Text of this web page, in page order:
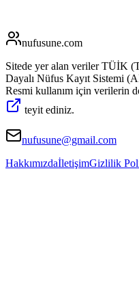
nufusune.com
Sitede yer alan veriler TÜİK
Dayalı Nüfus Kayıt Sistemi
Resmi kullanım için verilerin
teyit ediniz.
nufusune@gmail.com
HakkımızdaİletişimGizlilik